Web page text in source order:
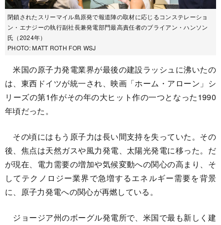
閉鎖されたスリーマイル島原発で報道陣の取材に応じるコンステレーショ
ン・エナジーの執行副社長兼発電部門最高責任者のブライアン・ハンソン
氏（2024年）
PHOTO: MATT ROTH FOR WSJ
米国の原子力発電業界が最後の建設ラッシュに沸いたの
は、東西ドイツが統一され、映画「ホーム・アローン」シ
リーズの第1作がその年の大ヒット作の一つとなった1990
年頃だった。
その頃にはもう原子力は長い間支持を失っていた。その
後、焦点は天然ガスや風力発電、太陽光発電に移った。だ
が現在、電力需要の増加や気候変動への関心の高まり、そ
してテクノロジー業界で急増するエネルギー需要を背景
に、原子力発電への関心が再燃している。
ジョージア州のボーグル発電所で、米国で最も新しく建